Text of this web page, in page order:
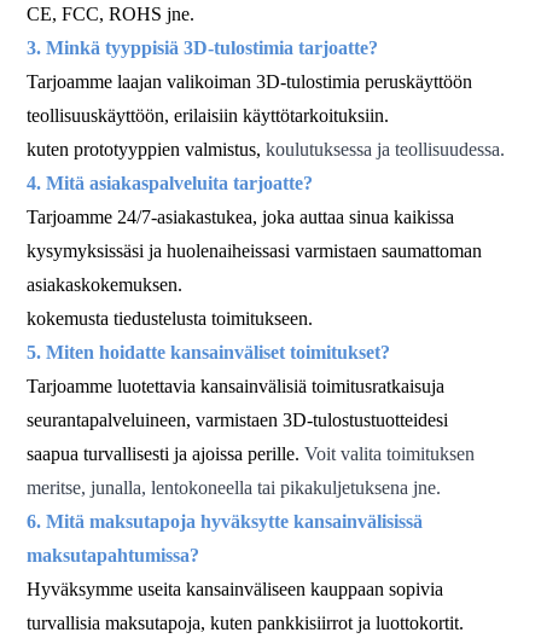
CE, FCC, ROHS jne.
3. Minkä tyyppisiä 3D-tulostimia tarjoatte?
Tarjoamme laajan valikoiman 3D-tulostimia peruskäyttöön
teollisuuskäyttöön, erilaisiin käyttötarkoituksiin.
kuten prototyyppien valmistus,koulutuksessa ja teollisuudessa.
4. Mitä asiakaspalveluita tarjoatte?
Tarjoamme 24/7-asiakastukea, joka auttaa sinua kaikissa
kysymyksissäsi ja huolenaiheissasi varmistaen saumattoman
asiakaskokemuksen.
kokemusta tiedustelusta toimitukseen.
5. Miten hoidatte kansainväliset toimitukset?
Tarjoamme luotettavia kansainvälisiä toimitusratkaisuja
seurantapalveluineen, varmistaen 3D-tulostustuotteidesi
saapua turvallisesti ja ajoissa perille.Voit valita toimituksen
meritse, junalla, lentokoneella tai pikakuljetuksena jne.
6. Mitä maksutapoja hyväksytte kansainvälisissä
maksutapahtumissa?
Hyväksymme useita kansainväliseen kauppaan sopivia
turvallisia maksutapoja, kuten pankkisiirrot ja luottokortit.